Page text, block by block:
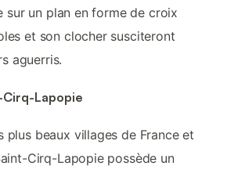
sur un plan en forme de croix
et son clocher susciteront
aguerris.
Lapopie
plus beaux villages de France et
Cirq-Lapopie possède un